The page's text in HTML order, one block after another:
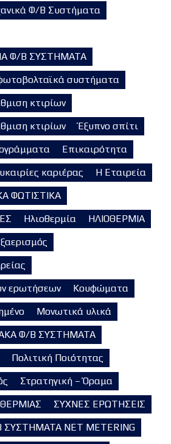
Φ/Β Συστήματα
Φ/Β ΣΥΣΤΗΜΑΤΑ
συστήματα
κτιρίων
κτιρίων
Έξυπνο σπίτι
Επικαιρότητα
καριέρας
Η Εταιρεία
ΦΩΤΙΣΤΙΚΑ
Ηλιοθερμία
ΗΛΙΟΘΕΡΜΙΑ
ερωτήσεων
Κουφώματα
Μονωτικά υλικά
Φ/Β ΣΥΣΤΗΜΑΤΑ
Πολιτική Ποιότητας
Στρατηγική – Όραμα
ΣΥΧΝΕΣ ΕΡΩΤΗΣΕΙΣ
NET METERING